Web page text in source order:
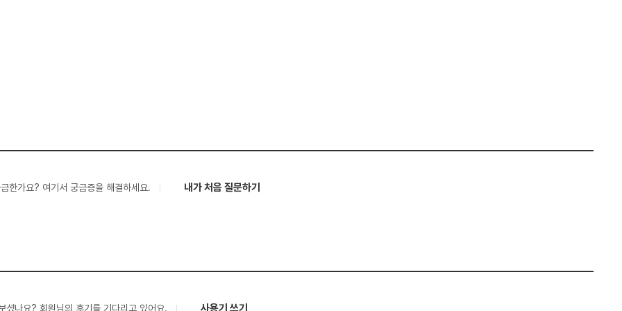
한가요? 여기서 궁금증을 해결하세요. 내가 처음 질문하기
셨나요? 회원님의 후기를 기다리고 있어요. 사용기 쓰기